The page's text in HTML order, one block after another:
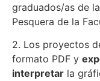
graduados/as de
Pesquera de la
2. Los proyectos
formato PDF y
interpretar la